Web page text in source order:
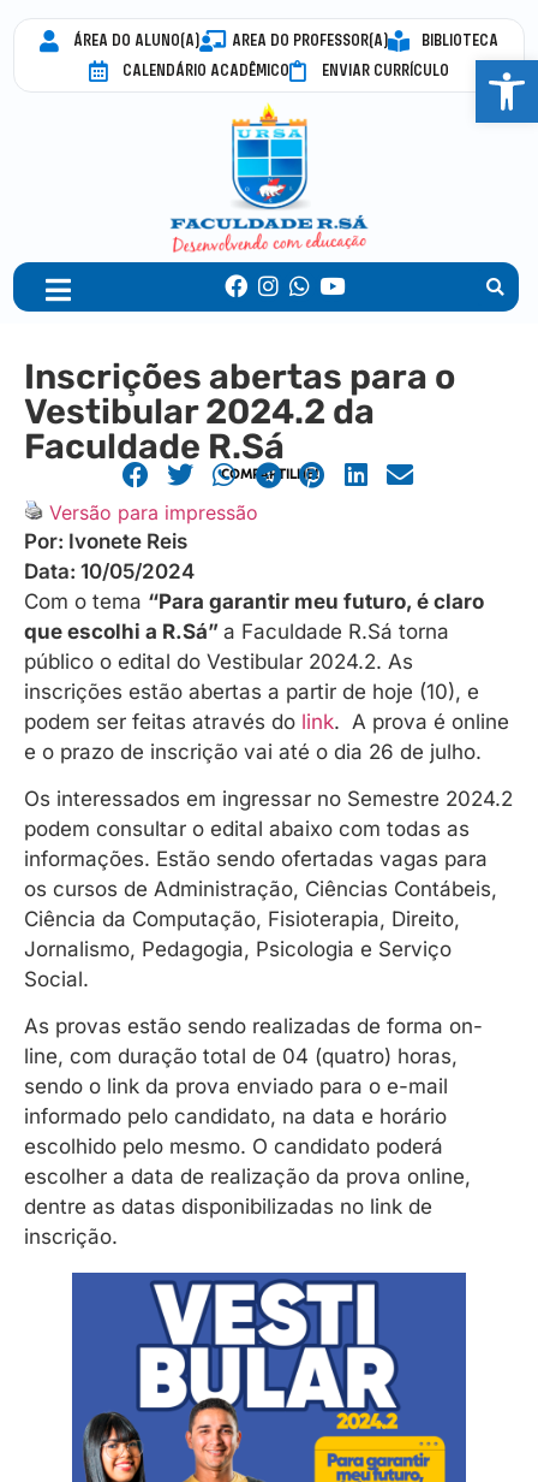
ÁREA DO ALUNO(A) AREA DO PROFESSOR(A)
BIBLIOTECA
CALENDÁRIO ACADÊMICO
ENVIAR CURRÍCULO
Inscrições abertas para o
Vestibular 2024.2 da
Faculdade R.Sá
COMPARTILHE!
Versão para impressão
Por: Ivonete Reis
Data: 10/05/2024
Com o tema “Para garantir meu futuro, é claro
que escolhi a R.Sá” a Faculdade R.Sá torna
público o edital do Vestibular 2024.2. As
inscrições estão abertas a partir de hoje (10), e
podem ser feitas através do link. A prova é online
e o prazo de inscrição vai até o dia 26 de julho.
Os interessados em ingressar no Semestre 2024.2
podem consultar o edital abaixo com todas as
informações. Estão sendo ofertadas vagas para
os cursos de Administração, Ciências Contábeis,
Ciência da Computação, Fisioterapia, Direito,
Jornalismo, Pedagogia, Psicologia e Serviço
Social.
As provas estão sendo realizadas de forma on-
line, com duração total de 04 (quatro) horas,
sendo o link da prova enviado para o e-mail
informado pelo candidato, na data e horário
escolhido pelo mesmo. O candidato poderá
escolher a data de realização da prova online,
dentre as datas disponibilizadas no link de
inscrição.
Abrir